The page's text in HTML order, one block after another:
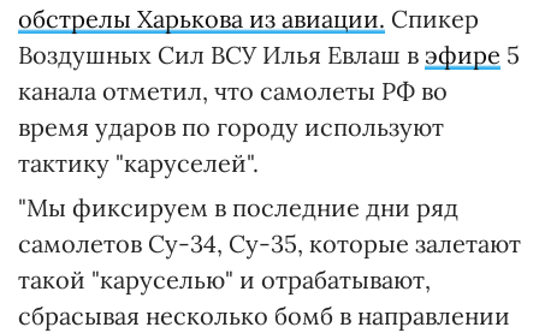
обстрелы Харькова из авиации. Спикер
Воздушных Сил ВСУ Илья Евлаш в эфире 5
канала отметил, что самолеты РФ во
время ударов по городу используют
тактику "каруселей".
"Мы фиксируем в последние дни ряд
самолетов Су-34, Су-35, которые залетают
такой "каруселью" и отрабатывают,
сбрасывая несколько бомб в направлении